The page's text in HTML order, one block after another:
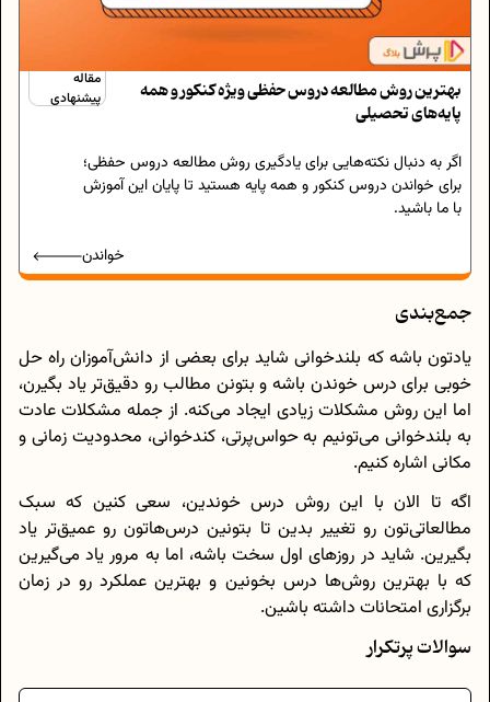
مقاله
پیشنهادی
بهترین روش مطالعه دروس حفظی ویژه کنکور و همه
پایه‌های تحصیلی
اگر به دنبال نکته‌هایی برای یادگیری روش مطالعه دروس حفظی؛
برای خواندن دروس کنکور و همه پایه هستید تا پایان این آموزش
با ما باشید.
خواندن
جمع‌بندی
یادتون باشه که بلندخوانی شاید برای بعضی از دانش‌آموزان راه حل
خوبی برای درس خوندن باشه و بتونن مطالب رو دقیق‌تر یاد بگیرن،
اما این روش مشکلات زیادی ایجاد می‌کنه. از جمله مشکلات عادت
به بلندخوانی می‌تونیم به حواس‌پرتی، کندخوانی، محدودیت زمانی و
مکانی اشاره کنیم.
اگه تا الان با این روش درس خوندین، سعی کنین که سبک
مطالعاتی‌تون رو تغییر بدین تا بتونین درس‌هاتون رو عمیق‌تر یاد
بگیرین. شاید در روزهای اول سخت باشه، اما به مرور یاد می‌گیرین
که با بهترین روش‌ها درس بخونین و بهترین عملکرد رو در زمان
برگزاری امتحانات داشته باشین.
سوالات پرتکرار